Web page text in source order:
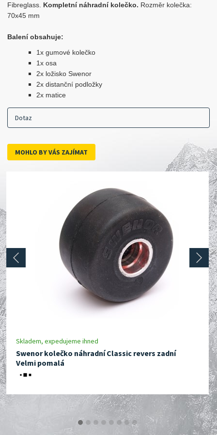
Fibreglass. Kompletní náhradní kolečko. Rozměr kolečka:
70x45 mm
Balení obsahuje:
1x gumové kolečko
1x osa
2x ložisko Swenor
2x distanční podložky
2x matice
Dotaz
MOHLO BY VÁS ZAJÍMAT
Skladem, expedujeme ihned
Swenor kolečko náhradní Classic revers zadní
Velmi pomalá
prev next